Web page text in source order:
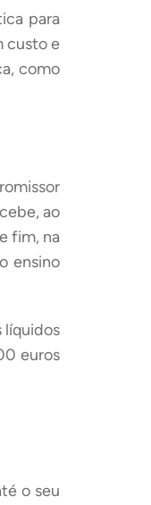
para
custo e
como
ao
fim, na
ensino
líquidos
euros
o seu